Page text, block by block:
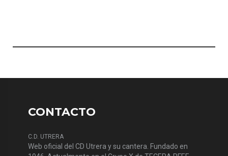
CONTACTO
C.D. UTRERA
Web oficial del CD Utrera y su cantera. Fundado en